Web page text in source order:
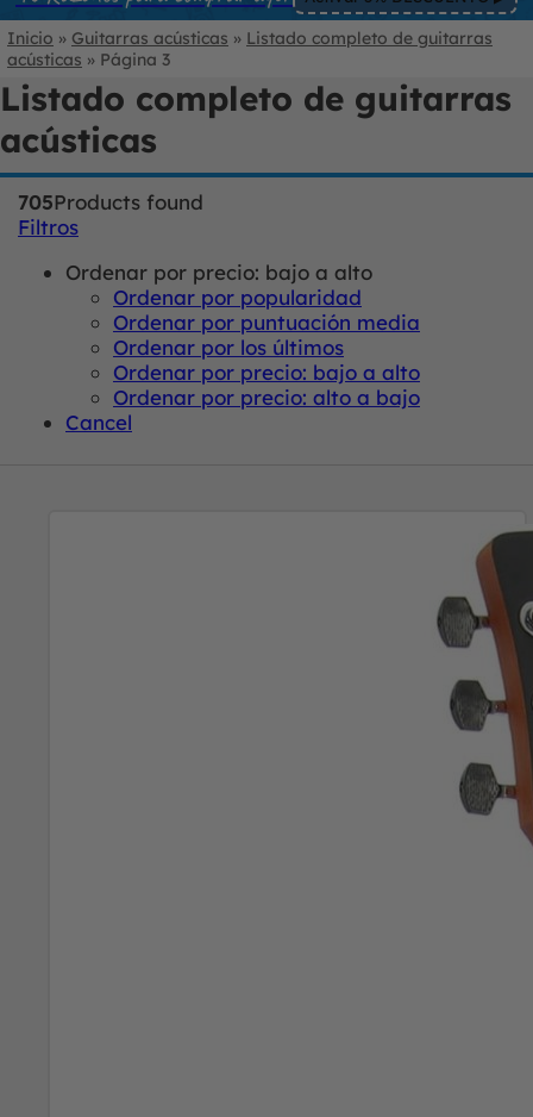
Inicio » Guitarras acústicas » Listado completo de guitarras
acústicas » Página 3
Listado completo de guitarras
acústicas
705Products found
Filtros
Ordenar por precio: bajo a alto
Ordenar por popularidad
Ordenar por puntuación media
Ordenar por los últimos
Ordenar por precio: bajo a alto
Ordenar por precio: alto a bajo
Cancel